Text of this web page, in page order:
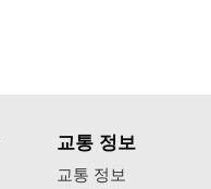
교통 정보
교통 정보